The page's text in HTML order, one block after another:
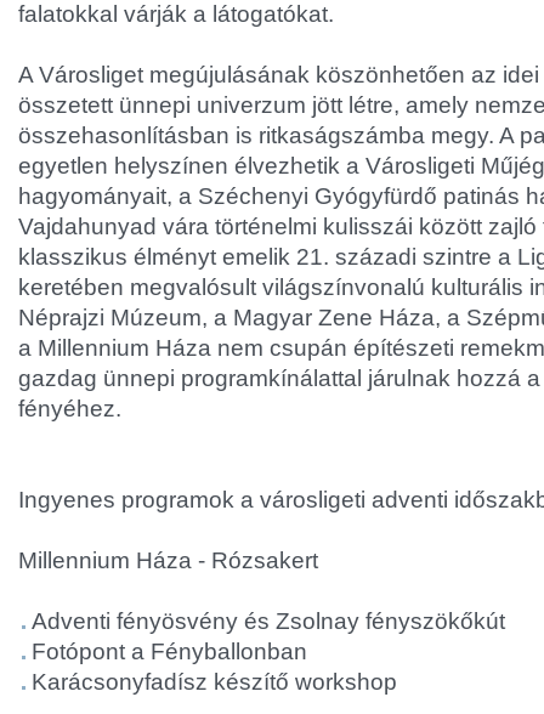
falatokkal várják a látogatókat.
A Városliget megújulásának köszönhetően az
összetett ünnepi univerzum jött létre, amely
összehasonlításban is ritkaságszámba megy. A
egyetlen helyszínen élvezhetik a Városligeti
hagyományait, a Széchenyi Gyógyfürdő patinás
Vajdahunyad vára történelmi kulisszái között zajló
klasszikus élményt emelik 21. századi szintre a
keretében megvalósult világszínvonalú kulturális
Néprajzi Múzeum, a Magyar Zene Háza, a
a Millennium Háza nem csupán építészeti
gazdag ünnepi programkínálattal járulnak hozzá
fényéhez.
Ingyenes programok a városligeti adventi
Millennium Háza - Rózsakert
Adventi fényösvény és Zsolnay fényszökőkút
Fotópont a Fényballonban
Karácsonyfadísz készítő workshop